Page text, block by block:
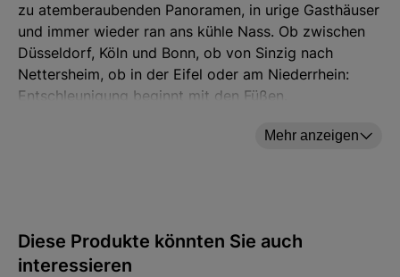
zu atemberaubenden Panoramen, in urige Gasthäuser
und immer wieder ran ans kühle Nass. Ob zwischen
Düsseldorf, Köln und Bonn, ob von Sinzig nach
Nettersheim, ob in der Eifel oder am Niederrhein:
Entschleunigung beginnt mit den Füßen.
Zu diesem Wanderführer erhalten Sie kostenlosGPS-
von Retterath/Pribert
192 Seiten, Klappenbroschur
Mehr anzeigen
Diese Produkte könnten Sie auch
interessieren